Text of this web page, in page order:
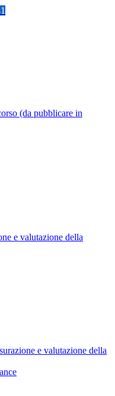
(da pubblicare in
e valutazione della
e valutazione della